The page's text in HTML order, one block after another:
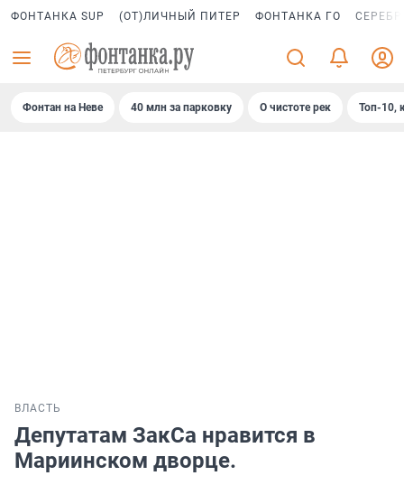
ФОНТАНКА SUP (ОТ)ЛИЧНЫЙ ПИТЕР ФОНТАНКА ГО
Фонтан на Неве 40 млн за парковку О чистоте рек Топ-10,
ВЛАСТЬ
Депутатам ЗакСа нравится в
Мариинском дворце.